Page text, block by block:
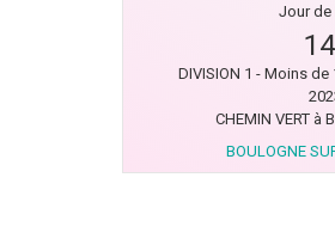
Jour de
DIVISION 1 - Moins
CHEMIN VERT à
BOULOGNE